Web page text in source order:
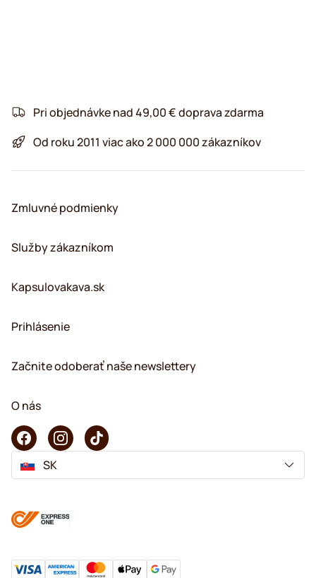
Pri objednávke nad 49,00 € doprava zdarma
Od roku 2011 viac ako 2 000 000 zákazníkov
Zmluvné podmienky
Služby zákazníkom
Kapsulovakava.sk
Prihlásenie
Začnite odoberať naše newslettery
O nás
SK